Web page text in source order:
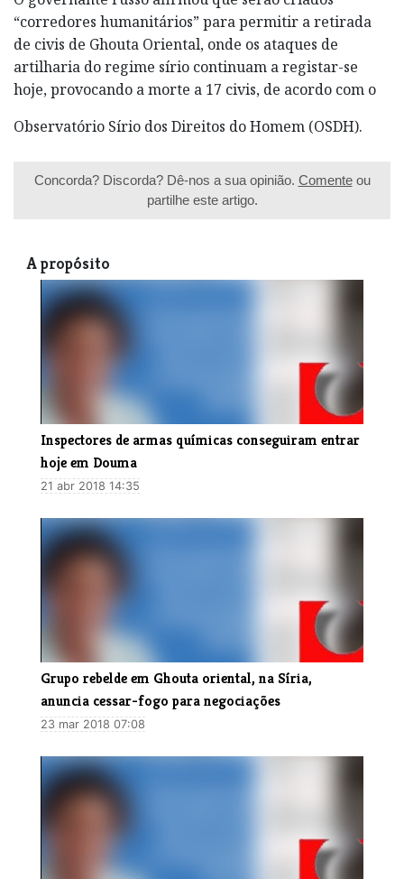
“corredores humanitários” para permitir a retirada
de civis de Ghouta Oriental, onde os ataques de
artilharia do regime sírio continuam a registar-se
hoje, provocando a morte a 17 civis, de acordo com o
Observatório Sírio dos Direitos do Homem (OSDH).
Concorda? Discorda? Dê-nos a sua opinião. Comenteou
partilhe este artigo.
A propósito
Inspectores de armas químicas conseguiram entrar
hoje em Douma
21 abr 2018 14:35
Grupo rebelde em Ghouta oriental, na Síria,
anuncia cessar-fogo para negociações
23 mar 2018 07:08